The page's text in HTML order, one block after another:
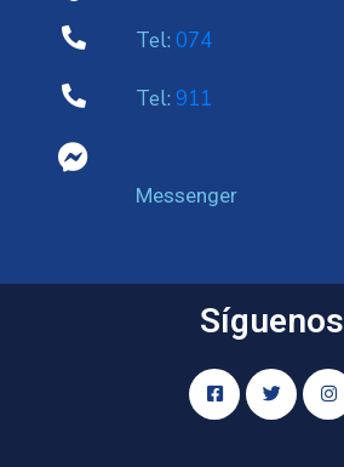
Tel: 074
Tel: 911
Messenger
Síguenos